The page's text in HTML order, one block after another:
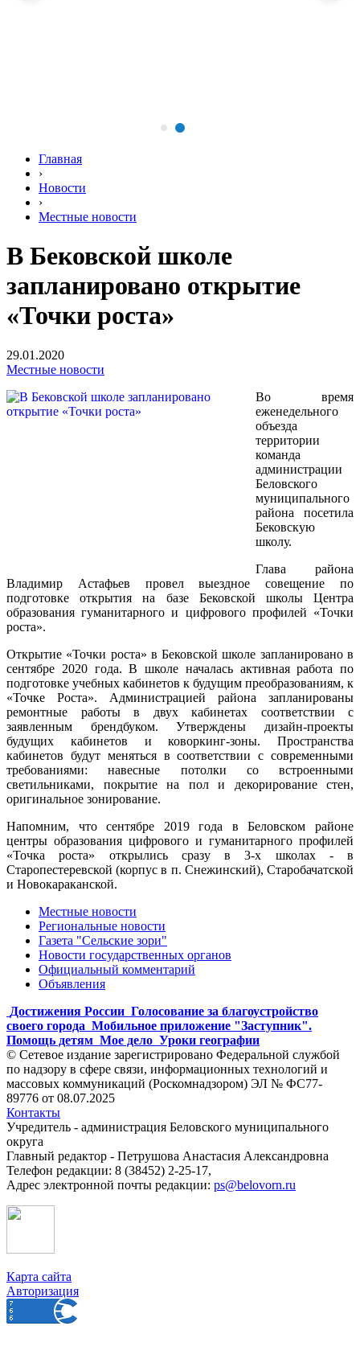
Главная
›
Новости
›
Местные новости
В Бековской школе
запланировано открытие
«Точки роста»
29.01.2020
Местные новости
Во время
еженедельного
объезда
территории
команда
администрации
Беловского
муниципального
района посетила
Бековскую
школу.
Глава района
Владимир Астафьев провел выездное совещение по
подготовке открытия на базе Бековской школы Центра
образования гуманитарного и цифрового профилей «Точки
роста».
Открытие «Точки роста» в Бековской школе запланировано в
сентябре 2020 года. В школе началась активная работа по
подготовке учебных кабинетов к будущим преобразованиям, к
«Точке Роста». Администрацией района запланированы
ремонтные работы в двух кабинетах соответствии с
заявленным брендбуком. Утверждены дизайн-проекты
будущих кабинетов и коворкинг-зоны. Пространства
кабинетов будут меняться в соответствии с современными
требованиями: навесные потолки со встроенными
светильниками, покрытие на пол и декорирование стен,
оригинальное зонирование.
Напомним, что сентябре 2019 года в Беловском районе
центры образования цифрового и гуманитарного профилей
«Точка роста» открылись сразу в 3-х школах - в
Старопестеревской (корпус в п. Снежинский), Старобачатской
и Новокараканской.
Местные новости
Региональные новости
Газета "Сельские зори"
Новости государственных органов
Официальный комментарий
Объявления
Достижения России Голосование за благоустройство
своего города Мобильное приложение "Заступник".
Помощь детям Мое дело Уроки географии
© Сетевое издание зарегистрировано Федеральной службой
по надзору в сфере связи, информационных технологий и
массовых коммуникаций (Роскомнадзором) ЭЛ № ФС77-
89776 от 08.07.2025
Контакты
Учредитель - администрация Беловского муниципального
округа
Главный редактор - Петрушова Анастасия Александровна
Телефон редакции: 8 (38452) 2-25-17,
Адрес электронной почты редакции: ps@belovorn.ru
Карта сайта
Авторизация